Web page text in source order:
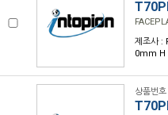
제조사 :
0mm H
상품번